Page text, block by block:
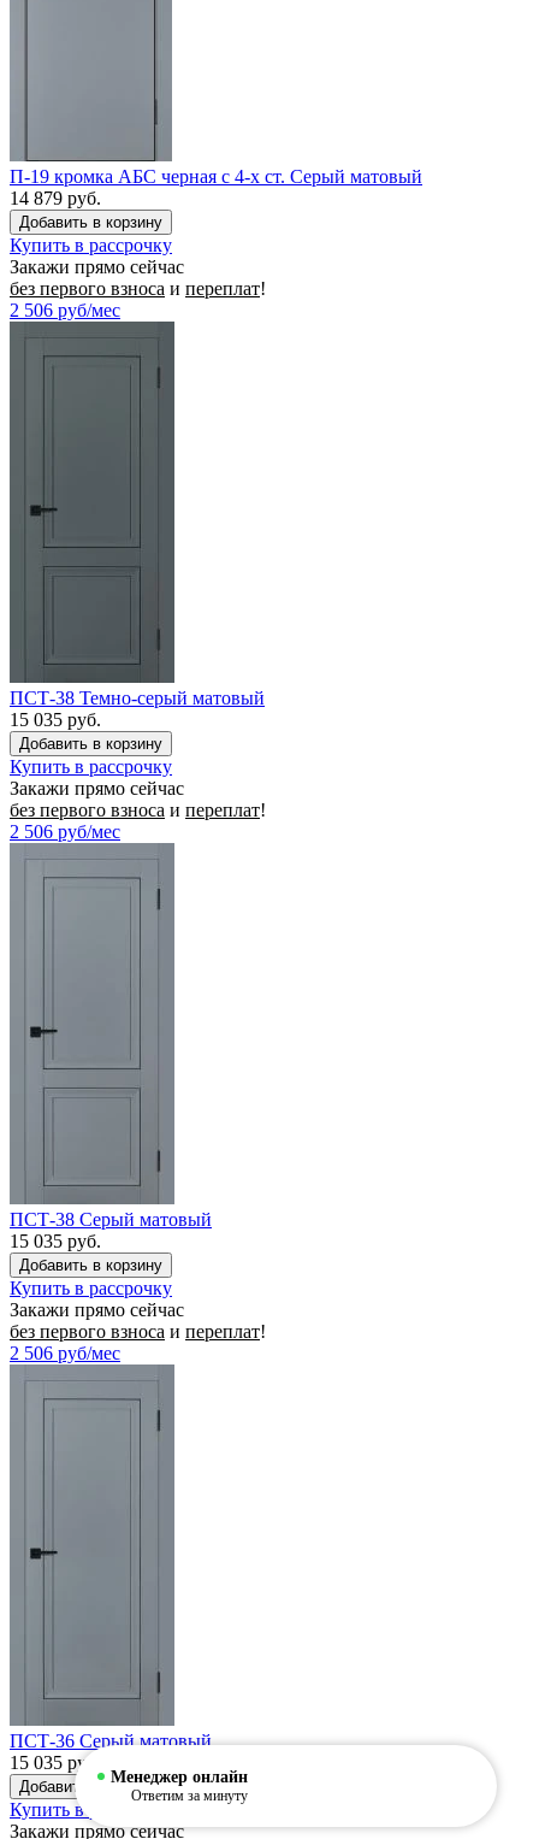
П-19 кромка АБС черная c 4-х ст. Серый матовый
14 879 руб.
Купить в рассрочку
Закажи прямо сейчас
без первого взноса и переплат!
2 506 руб/мес
ПСТ-38 Темно-серый матовый
15 035 руб.
Купить в рассрочку
Закажи прямо сейчас
без первого взноса и переплат!
2 506 руб/мес
ПСТ-38 Серый матовый
15 035 руб.
Купить в рассрочку
Закажи прямо сейчас
без первого взноса и переплат!
2 506 руб/мес
ПСТ-36 Серый матовый
15 035 руб.
Купить в рассрочку
Закажи прямо сейчас
Менеджер онлайн
Ответим за минуту